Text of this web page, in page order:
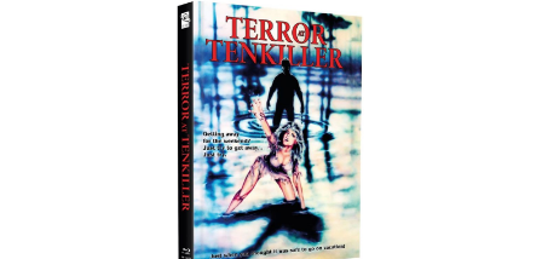
Bildergalerie überspringen